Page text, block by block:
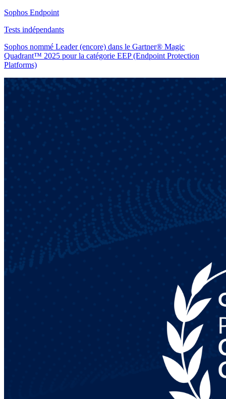
Sophos Endpoint
Tests indépendants
Sophos nommé Leader (encore) dans le Gartner® Magic
Quadrant™ 2025 pour la catégorie EEP (Endpoint Protection
Platforms)